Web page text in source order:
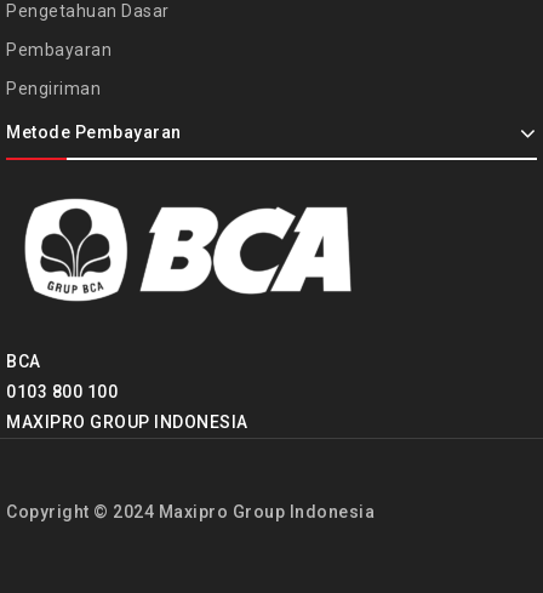
Pengetahuan Dasar
Pembayaran
Pengiriman
Metode Pembayaran
BCA
0103 800 100
MAXIPRO GROUP INDONESIA
Copyright © 2024 Maxipro Group Indonesia